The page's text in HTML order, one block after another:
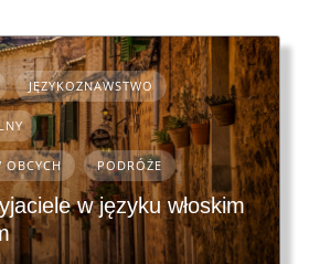
JĘZYKOZNAWSTWO
OBCYCH PODRÓŻE
w języku włoskim